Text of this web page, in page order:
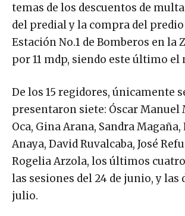
temas de los descuentos de
del predial y la compra del
Estación No.1 de Bomberos en la
por 11 mdp, siendo este último el
De los 15 regidores, únicamente
presentaron siete: Óscar Manuel
Oca, Gina Arana, Sandra
Anaya, David Ruvalcaba, José
Rogelia Arzola, los últimos
las sesiones del 24 de junio, y las
julio.